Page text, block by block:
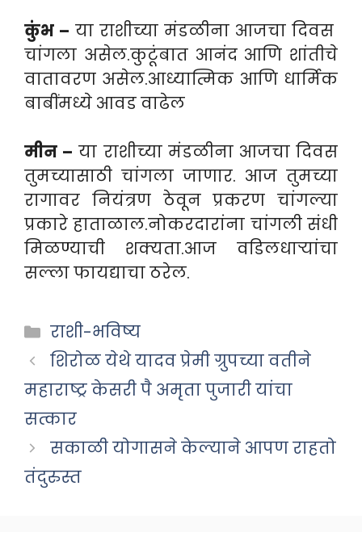
कुंभ – या राशीच्या मंडळीना आजचा दिवस
चांगला असेल.कुटूंबात आनंद आणि शांतीचे
वातावरण असेल.आध्यात्मिक आणि धार्मिक
बाबींमध्ये आवड वाढेल
मीन – या राशीच्या मंडळीना आजचा दिवस
तुमच्यासाठी चांगला जाणार. आज तुमच्या
रागावर नियंत्रण ठेवून प्रकरण चांगल्या
प्रकारे हाताळाल.नोकरदारांना चांगली संधी
मिळण्याची शक्यता.आज वडिलधाऱ्यांचा
सल्ला फायद्याचा ठरेल.
Categories
राशी-भविष्य
शिरोळ येथे यादव प्रेमी ग्रुपच्या वतीने
महाराष्ट्र केसरी पै अमृता पुजारी यांचा
सत्कार
सकाळी योगासने केल्याने आपण राहतो
तंदुरुस्त